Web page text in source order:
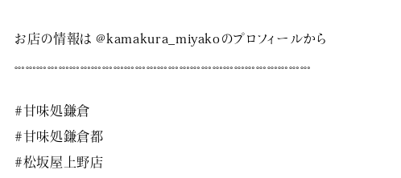
お店の情報は @kamakura_miyakoのプロフィールから
𓏧𓏧𓏧𓏧𓏧𓏧𓏧𓏧𓏧𓏧𓏧𓏧𓏧𓏧𓏧𓏧𓏧𓏧𓏧𓏧𓏧𓏧𓏧𓏧𓏧𓏧𓏧
#甘味処鎌倉
#甘味処鎌倉都
#松坂屋上野店